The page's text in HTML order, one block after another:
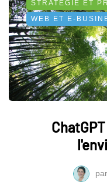
STRATÉGIE ET
WEB ET E-
par